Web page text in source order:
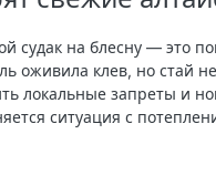
судак на блесну — это
оживила клев, но стай
локальные запреты и
ситуация с